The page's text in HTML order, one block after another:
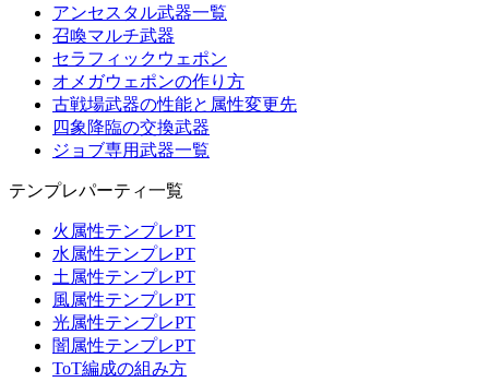
アンセスタル武器一覧
召喚マルチ武器
セラフィックウェポン
オメガウェポンの作り方
古戦場武器の性能と属性変更先
四象降臨の交換武器
ジョブ専用武器一覧
テンプレパーティ一覧
火属性テンプレPT
水属性テンプレPT
土属性テンプレPT
風属性テンプレPT
光属性テンプレPT
闇属性テンプレPT
ToT編成の組み方